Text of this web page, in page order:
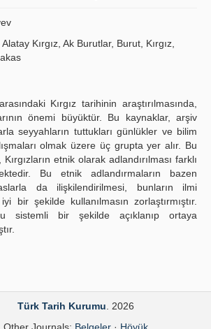
Alatay Kırgız, Ak Burutlar, Burut, Kırgız,
Kırgız tarihinin araştırılmasında,
önemi büyüktür. Bu kaynaklar, arşiv
seyyahların tuttukları günlükler ve bilim
olmak üzere üç grupta yer alır. Bu
etnik olarak adlandırılması farklı
Bu etnik adlandırmaların bazen
da ilişkilendirilmesi, bunların ilmi
bir şekilde kullanılmasın zorlaştırmıştır.
sistemli bir şekilde açıklanıp ortaya
Türk Tarih Kurumu . 2026